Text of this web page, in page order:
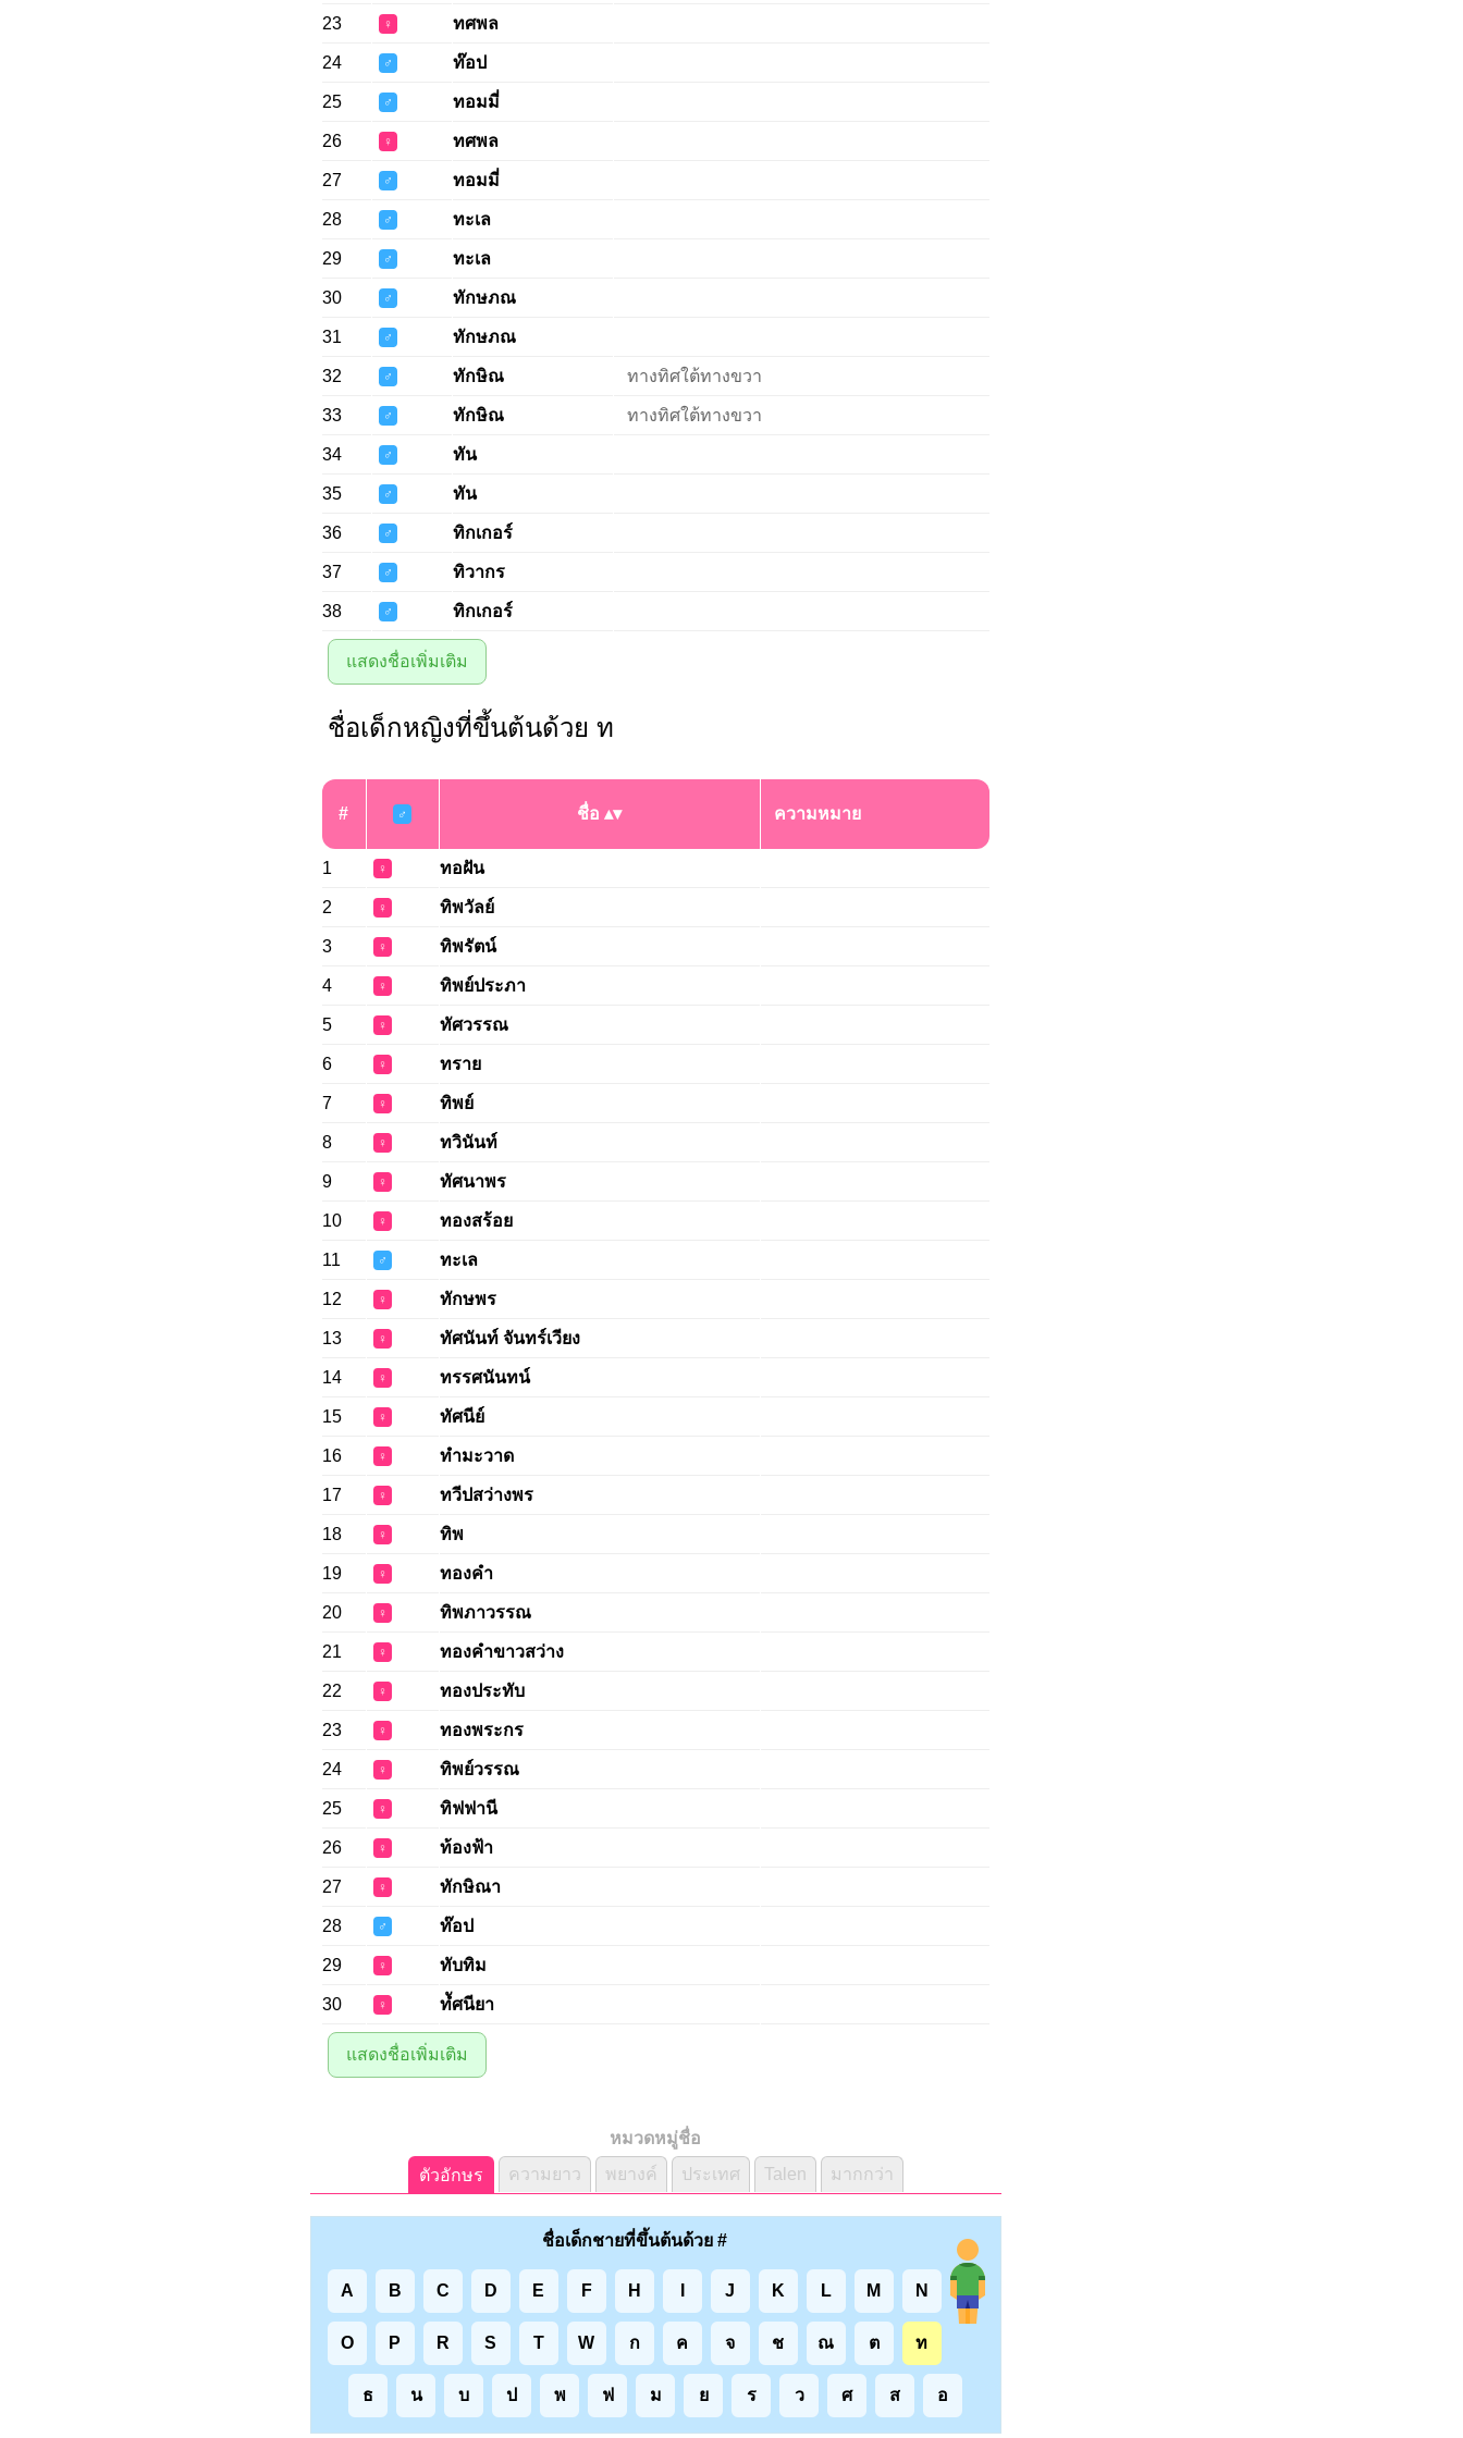
23 ♀ ทศพล
24 ♂ ท๊อป
25 ♂ ทอมมี่
26 ♀ ทศพล
27 ♂ ทอมมี่
28 ♂ ทะเล
29 ♂ ทะเล
30 ♂ ทักษภณ
31 ♂ ทักษภณ
32 ♂ ทักษิณ ทางทิศใต้ทางขวา
33 ♂ ทักษิณ ทางทิศใต้ทางขวา
34 ♂ ทัน
35 ♂ ทัน
36 ♂ ทิกเกอร์
37 ♂ ทิวากร
38 ♂ ทิกเกอร์
แสดงชื่อเพิ่มเติม
ชื่อเด็กหญิงที่ขึ้นต้นด้วย ท
# ♂ ชื่อ ความหมาย
1 ♀ ทอฝัน
2 ♀ ทิพวัลย์
3 ♀ ทิพรัตน์
4 ♀ ทิพย์ประภา
5 ♀ ทัศวรรณ
6 ♀ ทราย
7 ♀ ทิพย์
8 ♀ ทวินันท์
9 ♀ ทัศนาพร
10 ♀ ทองสร้อย
11 ♂ ทะเล
12 ♀ ทักษพร
13 ♀ ทัศนันท์ จันทร์เวียง
14 ♀ ทรรศนันทน์
15 ♀ ทัศนีย์
16 ♀ ทำมะวาด
17 ♀ ทวีปสว่างพร
18 ♀ ทิพ
19 ♀ ทองคำ
20 ♀ ทิพภาวรรณ
21 ♀ ทองคำขาวสว่าง
22 ♀ ทองประทับ
23 ♀ ทองพระกร
24 ♀ ทิพย์วรรณ
25 ♀ ทิฟฟานี
26 ♀ ท้องฟ้า
27 ♀ ทักษิณา
28 ♂ ท๊อป
29 ♀ ทับทิม
30 ♀ ทํัศนียา
แสดงชื่อเพิ่มเติม
หมวดหมู่ชื่อ
ตัวอักษร
ความยาว พยางค์ ประเทศ Talen มากกว่า
ชื่อเด็กชายที่ขึ้นต้นด้วย #
A B C D E F H J K L M N
O P R S T W ก ค จ ช ณ ต ท
ธ น บ ป พ ฟ ม ย ร ว ศ ส อ